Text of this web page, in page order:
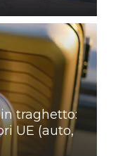
traghetto:
UE (auto,